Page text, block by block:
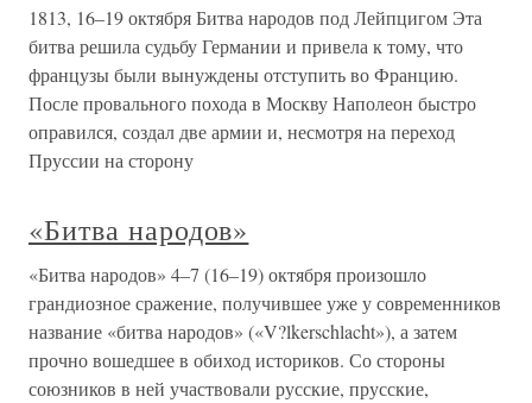
1813, 16–19 октября Битва народов под Лейпцигом Эта
битва решила судьбу Германии и привела к тому, что
французы были вынуждены отступить во Францию.
После провального похода в Москву Наполеон быстро
оправился, создал две армии и, несмотря на переход
Пруссии на сторону
«Битва народов»
«Битва народов» 4–7 (16–19) октября произошло
грандиозное сражение, получившее уже у современников
название «битва народов» («V?lkerschlacht»), а затем
прочно вошедшее в обиход историков. Со стороны
союзников в ней участвовали русские, прусские,